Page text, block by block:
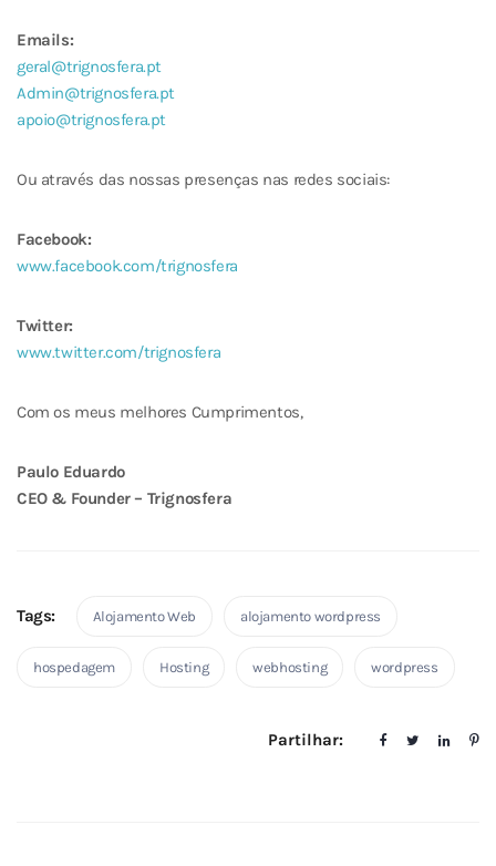
Emails:
geral@trignosfera.pt
Admin@trignosfera.pt
apoio@trignosfera.pt
Ou através das nossas presenças nas redes sociais:
Facebook:
www.facebook.com/trignosfera
Twitter:
www.twitter.com/trignosfera
Com os meus melhores Cumprimentos,
Paulo Eduardo
CEO & Founder – Trignosfera
Tags: Alojamento Web alojamento wordpress
hospedagem Hosting webhosting wordpress
Partilhar: